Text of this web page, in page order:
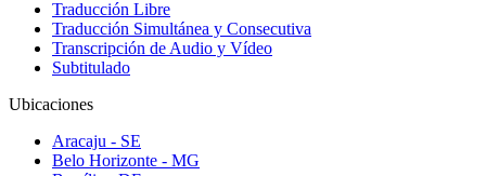
Traducción Libre
Traducción Simultánea y Consecutiva
Transcripción de Audio y Vídeo
Subtitulado
Ubicaciones
Aracaju - SE
Belo Horizonte - MG